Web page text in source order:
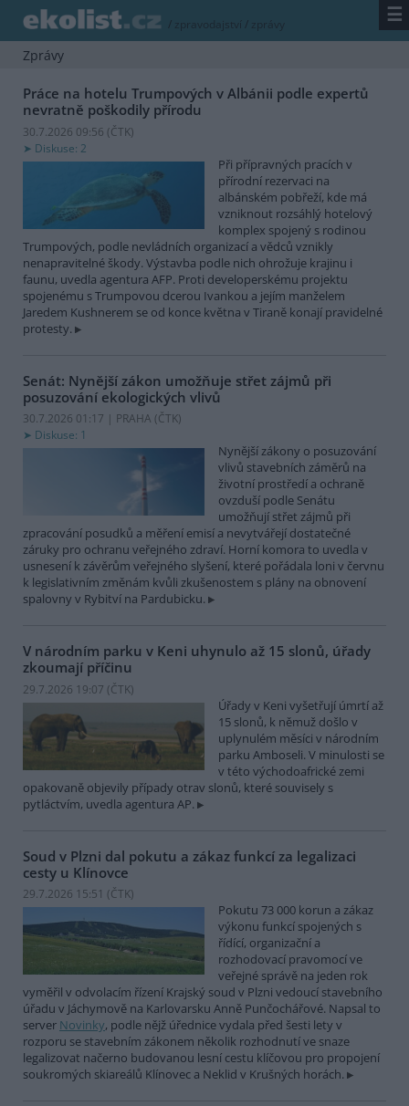
/ zpravodajství / zprávy ☰
Zprávy
Práce na hotelu Trumpových v Albánii podle expertů
nevratně poškodily přírodu
30.7.2026 09:56 (ČTK)
Diskuse: 2
Při přípravných pracích v
přírodní rezervaci na
albánském pobřeží, kde má
vzniknout rozsáhlý hotelový
komplex spojený s rodinou
Trumpových, podle nevládních organizací a vědců vznikly
nenapravitelné škody. Výstavba podle nich ohrožuje krajinu i
faunu, uvedla agentura AFP. Proti developerskému projektu
spojenému s Trumpovou dcerou Ivankou a jejím manželem
Jaredem Kushnerem se od konce května v Tiraně konají pravidelné
protesty.
Senát: Nynější zákon umožňuje střet zájmů při
posuzování ekologických vlivů
30.7.2026 01:17 | PRAHA (ČTK)
Diskuse: 1
Nynější zákony o posuzování
vlivů stavebních záměrů na
životní prostředí a ochraně
ovzduší podle Senátu
umožňují střet zájmů při
zpracování posudků a měření emisí a nevytvářejí dostatečné
záruky pro ochranu veřejného zdraví. Horní komora to uvedla v
usnesení k závěrům veřejného slyšení, které pořádala loni v červnu
k legislativním změnám kvůli zkušenostem s plány na obnovení
spalovny v Rybitví na Pardubicku.
V národním parku v Keni uhynulo až 15 slonů, úřady
zkoumají příčinu
29.7.2026 19:07 (ČTK)
Úřady v Keni vyšetřují úmrtí až
15 slonů, k němuž došlo v
uplynulém měsíci v národním
parku Amboseli. V minulosti se
v této východoafrické zemi
opakovaně objevily případy otrav slonů, které souvisely s
pytláctvím, uvedla agentura AP.
Soud v Plzni dal pokutu a zákaz funkcí za legalizaci
cesty u Klínovce
29.7.2026 15:51 (ČTK)
Pokutu 73 000 korun a zákaz
výkonu funkcí spojených s
řídící, organizační a
rozhodovací pravomocí ve
veřejné správě na jeden rok
vyměřil v odvolacím řízení Krajský soud v Plzni vedoucí stavebního
úřadu v Jáchymově na Karlovarsku Anně Punčochářové. Napsal to
server Novinky, podle nějž úřednice vydala před šesti lety v
rozporu se stavebním zákonem několik rozhodnutí ve snaze
legalizovat načerno budovanou lesní cestu klíčovou pro propojení
soukromých skiareálů Klínovec a Neklid v Krušných horách.